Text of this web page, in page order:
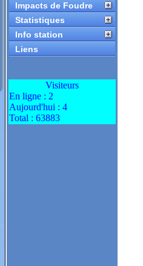
Impacts de Foudre
Statistiques
Info station
Liens
Visiteurs
En ligne : 2
Aujourd'hui : 4
Total : 63883